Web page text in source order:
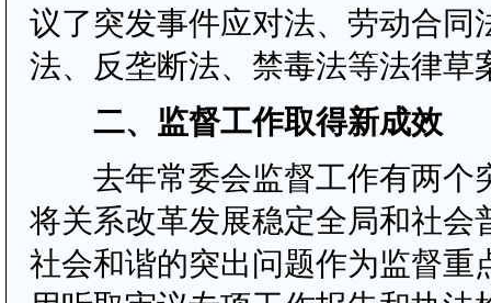
议了突发事件应对法、劳动合同
法、反垄断法、禁毒法等法律草
二、监督工作取得新成效
去年常委会监督工作有两个
将关系改革发展稳定全局和社会
社会和谐的突出问题作为监督重